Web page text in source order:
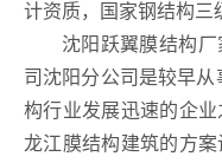
计资质，国家钢结构三
沈阳跃翼膜结构
司沈阳分公司是较早
构行业发展迅速的企
龙江膜结构建筑的方